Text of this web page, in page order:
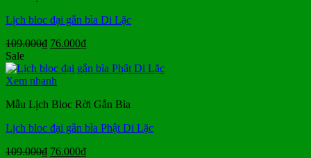
Lịch bloc đại gắn bìa Di Lặc
109.000₫ Giá
là:
109.000₫.
76.000₫Giá
tại
Sale
Xem nhanh
Mẫu Lịch Bloc Rời Gắn Bìa
Lịch bloc đại gắn bìa Phật Di Lặc
109.000₫ Giá
76.000₫Giá